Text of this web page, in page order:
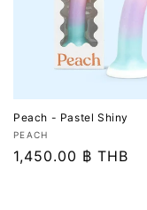
Peach - Pastel Shiny
เวน
เด
PEACH
ราคา
1,450.00 ฿ THB